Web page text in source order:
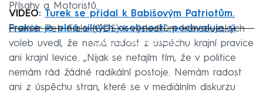
Přísahy a Motoristů.
VIDEO: Turek se přidal k Babišovým Patriotům.
Frakce je plná silných osobností, pochvaluje si
Failed to fetch
Premiér Petr Fiala (ODS) k výsledkům francouzských
voleb uvedl, že nemá radost z úspěchu krajní pravice
ani krajní levice. „Nijak se netajím tím, že v politice
nemám rád žádné radikální postoje. Nemám radost
ani z úspěchu stran, které se v mediálním diskurzu